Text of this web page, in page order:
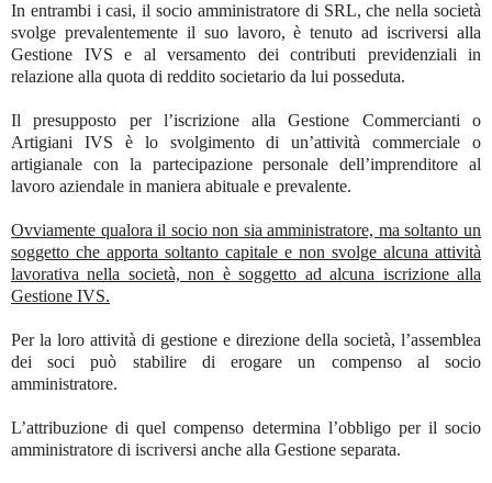
In entrambi i casi, il socio amministratore di SRL, che nella società
svolge prevalentemente il suo lavoro, è tenuto ad iscriversi alla
Gestione IVS e al versamento dei contributi previdenziali in
relazione alla quota di reddito societario da lui posseduta.
Il presupposto per l’iscrizione alla Gestione Commercianti o
Artigiani IVS è lo svolgimento di un’attività commerciale o
artigianale con la partecipazione personale dell’imprenditore al
lavoro aziendale in maniera abituale e prevalente.
Ovviamente qualora il socio non sia amministratore, ma soltanto un
soggetto che apporta soltanto capitale e non svolge alcuna attività
lavorativa nella società, non è soggetto ad alcuna iscrizione alla
Gestione IVS.
Per la loro attività di gestione e direzione della società, l’assemblea
dei soci può stabilire di erogare un compenso al socio
amministratore.
L’attribuzione di quel compenso determina l’obbligo per il socio
amministratore di iscriversi anche alla Gestione separata.